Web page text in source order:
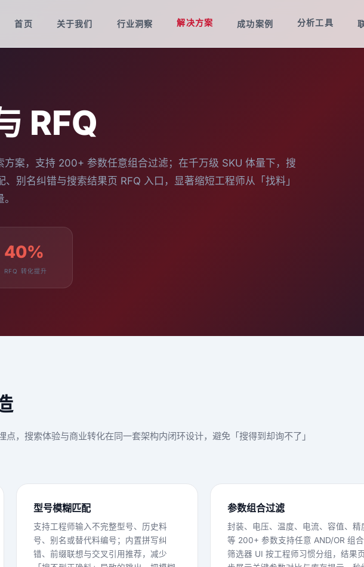
首页 关于我们 行业洞察 解决方案 成功案例 分析工具
RFQ
案，支持 200+ 参数任意组合过滤；在千万级 SKU 体量下，搜
别名纠错与搜索结果页 RFQ 入口，显著缩短工程师从「找料」
40%
RFQ 转化提升
，搜索体验与商业转化在同一套架构内闭环设计，避免「搜得到却询不了」
型号模糊匹配
支持工程师输入不完整型号、历史料
号、别名或替代料编号；内置拼写纠
错、前缀联想与交叉引用推荐，减少
参数组合过滤
封装、电压、温度、电流、容值、精
等 200+ 参数支持任意 AND/OR 组合
筛选器 UI 按工程师习惯分组，结果